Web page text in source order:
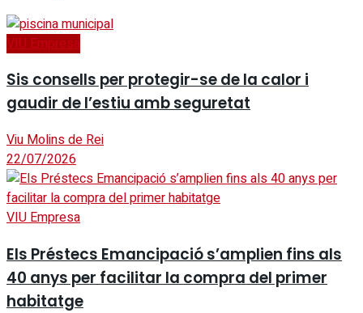
VIU Empresa
Sis consells per protegir-se de la calor i
gaudir de l’estiu amb seguretat
Viu Molins de Rei
22/07/2026
VIU Empresa
Els Préstecs Emancipació s’amplien fins als
40 anys per facilitar la compra del primer
habitatge